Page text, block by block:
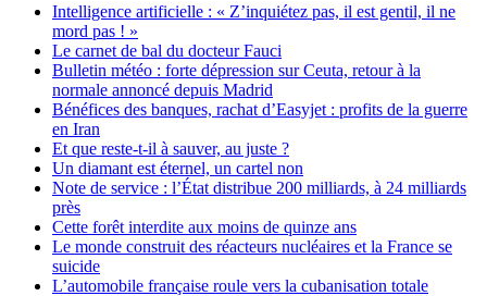
Intelligence artificielle : « Z’inquiétez pas, il est gentil, il ne
mord pas ! »
Le carnet de bal du docteur Fauci
Bulletin météo : forte dépression sur Ceuta, retour à la
normale annoncé depuis Madrid
Bénéfices des banques, rachat d’Easyjet : profits de la guerre
en Iran
Et que reste-t-il à sauver, au juste ?
Un diamant est éternel, un cartel non
Note de service : l’État distribue 200 milliards, à 24 milliards
près
Cette forêt interdite aux moins de quinze ans
Le monde construit des réacteurs nucléaires et la France se
suicide
L’automobile française roule vers la cubanisation totale